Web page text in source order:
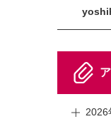
2026